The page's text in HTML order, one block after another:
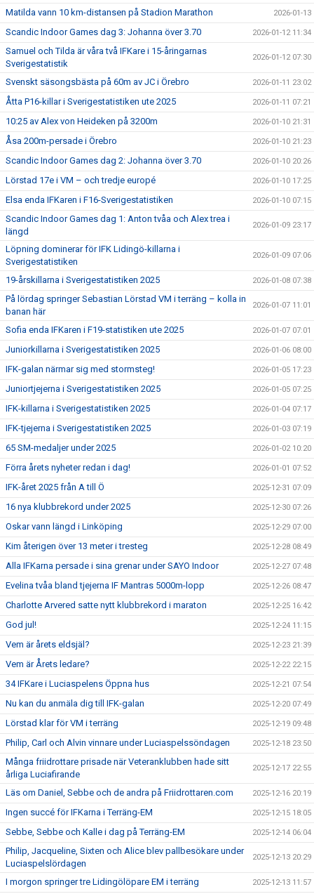
Matilda vann 10 km-distansen på Stadion Marathon 2026-01-13
Scandic Indoor Games dag 3: Johanna över 3.70 2026-01-12 11:34
Samuel och Tilda är våra två IFKare i 15-åringarnas
Sverigestatistik
2026-01-12 07:30
Svenskt säsongsbästa på 60m av JC i Örebro 2026-01-11 23:02
Åtta P16-killar i Sverigestatistiken ute 2025 2026-01-11 07:21
10:25 av Alex von Heideken på 3200m 2026-01-10 21:31
Åsa 200m-persade i Örebro 2026-01-10 21:23
Scandic Indoor Games dag 2: Johanna över 3.70 2026-01-10 20:26
Lörstad 17e i VM – och tredje europé 2026-01-10 17:25
Elsa enda IFKaren i F16-Sverigestatistiken 2026-01-10 07:15
Scandic Indoor Games dag 1: Anton tvåa och Alex trea i
längd
2026-01-09 23:17
Löpning dominerar för IFK Lidingö-killarna i
Sverigestatistiken
2026-01-09 07:06
19-årskillarna i Sverigestatistiken 2025 2026-01-08 07:38
På lördag springer Sebastian Lörstad VM i terräng – kolla in
banan här
2026-01-07 11:01
Sofia enda IFKaren i F19-statistiken ute 2025 2026-01-07 07:01
Juniorkillarna i Sverigestatistiken 2025 2026-01-06 08:00
IFK-galan närmar sig med stormsteg! 2026-01-05 17:23
Juniortjejerna i Sverigestatistiken 2025 2026-01-05 07:25
IFK-killarna i Sverigestatistiken 2025 2026-01-04 07:17
IFK-tjejerna i Sverigestatistiken 2025 2026-01-03 07:19
65 SM-medaljer under 2025 2026-01-02 10:20
Förra årets nyheter redan i dag! 2026-01-01 07:52
IFK-året 2025 från A till Ö 2025-12-31 07:09
16 nya klubbrekord under 2025 2025-12-30 07:26
Oskar vann längd i Linköping 2025-12-29 07:00
Kim återigen över 13 meter i tresteg 2025-12-28 08:49
Alla IFKarna persade i sina grenar under SAYO Indoor 2025-12-27 07:48
Evelina tvåa bland tjejerna IF Mantras 5000m-lopp 2025-12-26 08:47
Charlotte Arvered satte nytt klubbrekord i maraton 2025-12-25 16:42
God jul! 2025-12-24 11:15
Vem är årets eldsjäl? 2025-12-23 21:39
Vem är Årets ledare? 2025-12-22 22:15
34 IFKare i Luciaspelens Öppna hus 2025-12-21 07:54
Nu kan du anmäla dig till IFK-galan 2025-12-20 07:49
Lörstad klar för VM i terräng 2025-12-19 09:48
Philip, Carl och Alvin vinnare under Luciaspelssöndagen 2025-12-18 23:50
Många friidrottare prisade när Veteranklubben hade sitt
årliga Luciafirande
2025-12-17 22:55
Läs om Daniel, Sebbe och de andra på Friidrottaren.com 2025-12-16 20:19
Ingen succé för IFKarna i Terräng-EM 2025-12-15 18:05
Sebbe, Sebbe och Kalle i dag på Terräng-EM 2025-12-14 06:04
Philip, Jacqueline, Sixten och Alice blev pallbesökare under
Luciaspelslördagen
2025-12-13 20:29
I morgon springer tre Lidingölöpare EM i terräng 2025-12-13 11:57